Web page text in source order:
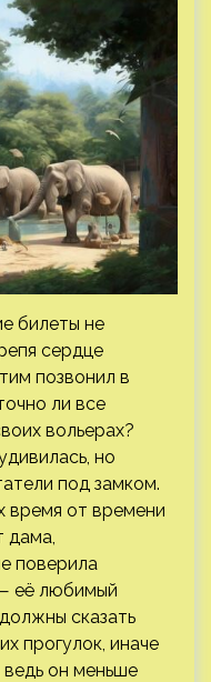
билеты не
сердце
позвонил в
ли все
вольерах?
но
под замком.
время от времени
дама,
поверила
её любимый
сказать
прогулок, иначе
ведь он меньше